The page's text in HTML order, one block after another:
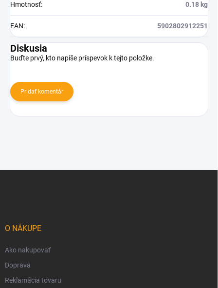
Hmotnosť: 0.18 kg
EAN: 5902802912251
Diskusia
Buďte prvý, kto napíše príspevok k tejto položke.
Pridať komentár
O NÁKUPE
Ako nakupovať
Doprava
Reklamácia tovaru